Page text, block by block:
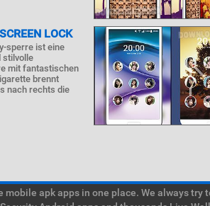
LOCK
sperre ist eine
stilvolle
mit fantastischen
brennt
nach rechts die
apk apps in one place. We always